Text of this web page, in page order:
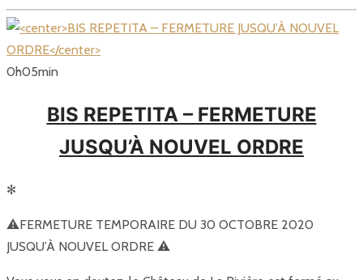
0h05min
BIS REPETITA – FERMETURE
JUSQU’À NOUVEL ORDRE
✻
⚠️FERMETURE TEMPORAIRE DU 30 OCTOBRE 2020
JUSQU’À NOUVEL ORDRE ⚠️